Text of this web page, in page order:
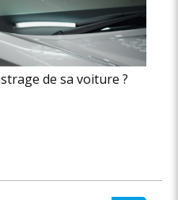
de sa voiture ?